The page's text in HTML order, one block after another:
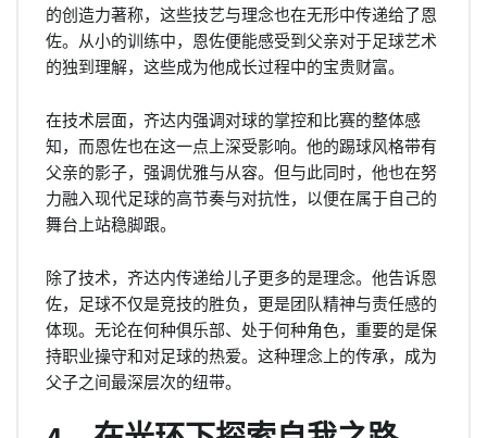
的创造力著称，这些技艺与理念也在无形中传递给了恩
佐。从小的训练中，恩佐便能感受到父亲对于足球艺术
的独到理解，这些成为他成长过程中的宝贵财富。
在技术层面，齐达内强调对球的掌控和比赛的整体感
知，而恩佐也在这一点上深受影响。他的踢球风格带有
父亲的影子，强调优雅与从容。但与此同时，他也在努
力融入现代足球的高节奏与对抗性，以便在属于自己的
舞台上站稳脚跟。
除了技术，齐达内传递给儿子更多的是理念。他告诉恩
佐，足球不仅是竞技的胜负，更是团队精神与责任感的
体现。无论在何种俱乐部、处于何种角色，重要的是保
持职业操守和对足球的热爱。这种理念上的传承，成为
父子之间最深层次的纽带。